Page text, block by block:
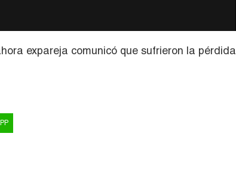
expareja comunicó que sufrieron la pérdida